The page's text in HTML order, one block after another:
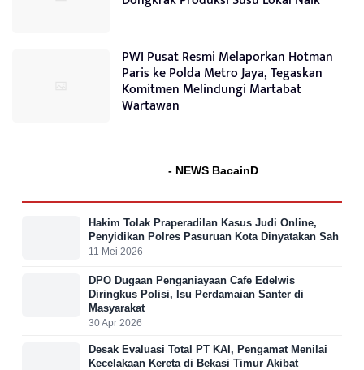
PWI Pusat Resmi Melaporkan Hotman
Paris ke Polda Metro Jaya, Tegaskan
Komitmen Melindungi Martabat
Wartawan
- NEWS BacainD
Hakim Tolak Praperadilan Kasus Judi Online,
Penyidikan Polres Pasuruan Kota Dinyatakan Sah
11 Mei 2026
DPO Dugaan Penganiayaan Cafe Edelwis
Diringkus Polisi, Isu Perdamaian Santer di
Masyarakat
30 Apr 2026
Desak Evaluasi Total PT KAI, Pengamat Menilai
Kecelakaan Kereta di Bekasi Timur Akibat